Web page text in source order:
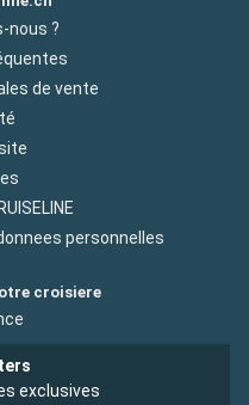
nous ?
de vente
personnelles
croisiere
exclusives